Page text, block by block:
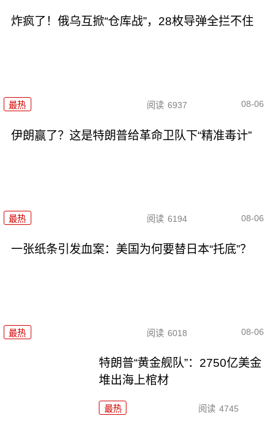
炸疯了！俄乌互掀“仓库战”，28枚导弹全拦不住
最热 阅读 6937 08-06
伊朗赢了？这是特朗普给革命卫队下“精准毒计”
最热 阅读 6194 08-06
一张纸条引发血案：美国为何要替日本“托底”？
最热 阅读 6018 08-06
特朗普“黄金舰队”：2750亿美金
堆出海上棺材
最热 阅读 4745